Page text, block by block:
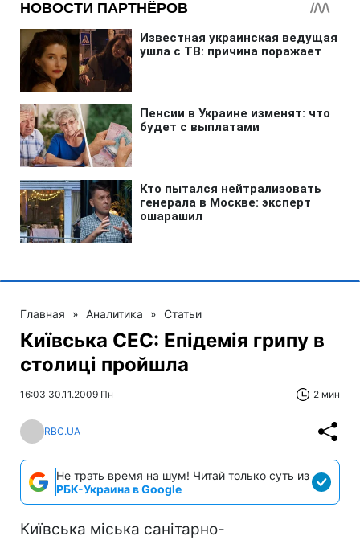
Главная » Аналитика » Статьи
Київська СЕС: Епідемія грипу в
столиці пройшла
16:03 30.11.2009 Пн 2 мин
RBC.UA
Не трать время на шум! Читай только суть из
РБК-Украина в Google
Київська міська санітарно-